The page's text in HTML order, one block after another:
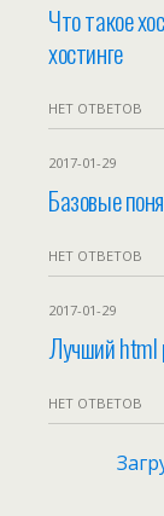
Что такое
хостинге
НЕТ ОТВЕТОВ
2017-01-29
Базовые
НЕТ ОТВЕТОВ
2017-01-29
Лучший html
НЕТ ОТВЕТОВ